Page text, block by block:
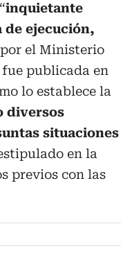
inquietante
de ejecución,
el Ministerio
publicada en
lo establece la
diversos
situaciones
en la
previos con las